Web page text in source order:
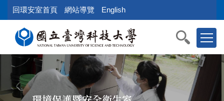
到
內
容
區
塊
回環安室首頁 網站導覽 English